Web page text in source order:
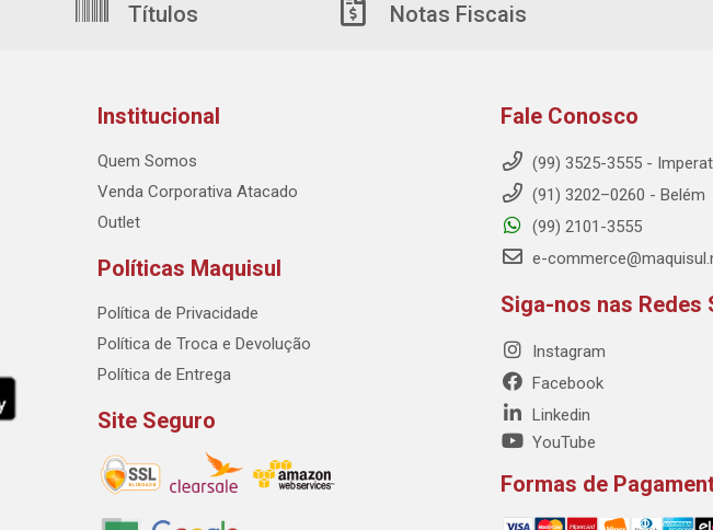
Títulos Notas Fiscais
Institucional
Quem Somos
Venda Corporativa Atacado
Outlet
Políticas Maquisul
Política de Privacidade
Política de Troca e Devolução
Política de Entrega
Site Seguro
Fale Conosco
(99) 3525-3555 -
(91) 3202–0260 - Belém
(99) 2101-3555
e-
Siga-nos nas Redes
Instagram
Facebook
Linkedin
YouTube
Formas de